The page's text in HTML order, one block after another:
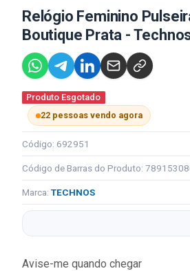
Relógio Feminino
Boutique Prata -
Produto Esgotado
22 pessoas vendo agora
Código: 692951
Código de Barras do Produto:
Marca: TECHNOS
Avise-me quando chegar